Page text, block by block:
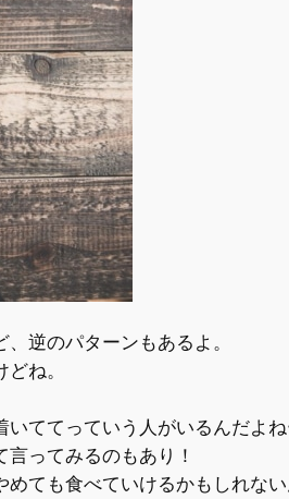
逆のパターンもあるよ。
ね。
ててっていう人がいるんだよね
ってみるのもあり！
ても食べていけるかもしれない